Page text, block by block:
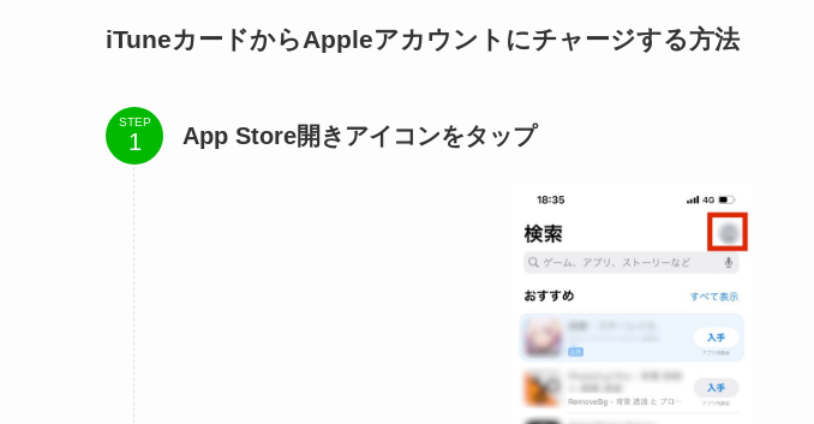
iTuneカードからAppleアカウントにチャージする方法
STEP App Store開きアイコンをタップ